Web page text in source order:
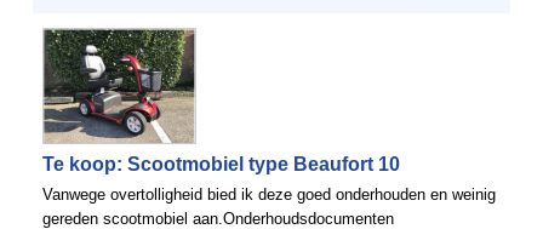
Te koop: Scootmobiel type Beaufort 10
Vanwege overtolligheid bied ik deze goed onderhouden en weinig
gereden scootmobiel aan.Onderhoudsdocumenten